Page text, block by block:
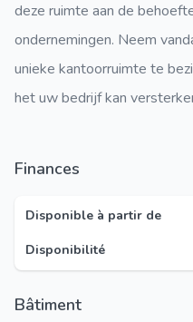
deze ruimte aan de
ondernemingen. Neem
unieke kantoorruimte te
het uw bedrijf kan
Finances
Disponible à partir de
Disponibilité
Bâtiment